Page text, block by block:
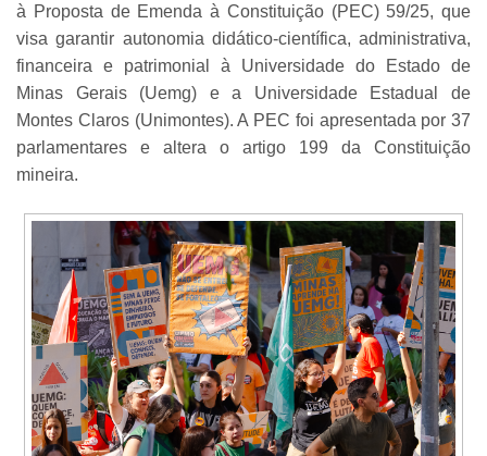
à Proposta de Emenda à Constituição (PEC) 59/25, que
visa garantir autonomia didático-científica, administrativa,
financeira e patrimonial à Universidade do Estado de
Minas Gerais (Uemg) e a Universidade Estadual de
Montes Claros (Unimontes). A PEC foi apresentada por 37
parlamentares e altera o artigo 199 da Constituição
mineira.